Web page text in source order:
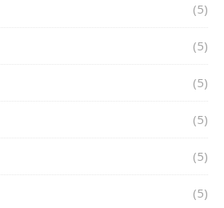
(5)
(5)
(5)
(5)
(5)
(5)